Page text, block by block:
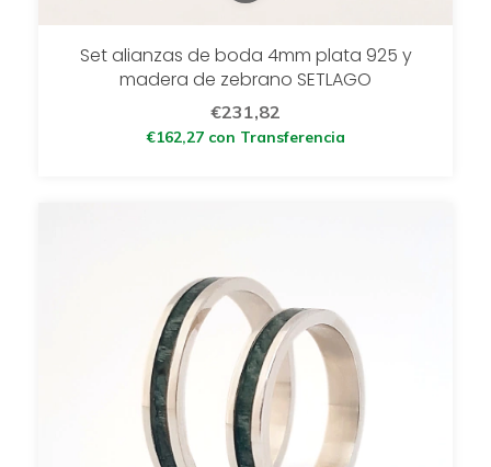
Set alianzas de boda 4mm plata 925 y
madera de zebrano SETLAGO
€231,82
€162,27 con Transferencia